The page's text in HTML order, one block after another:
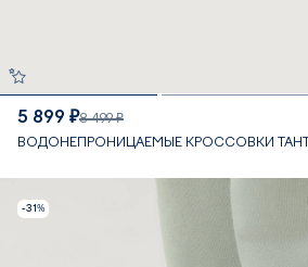
5 899 ₽8 499 ₽
ВОДОНЕПРОНИЦАЕМЫЕ КРОССОВКИ TAHTI
-31%